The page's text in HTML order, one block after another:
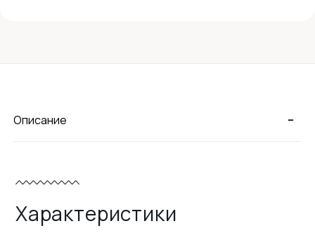
-
Описание
Характеристики